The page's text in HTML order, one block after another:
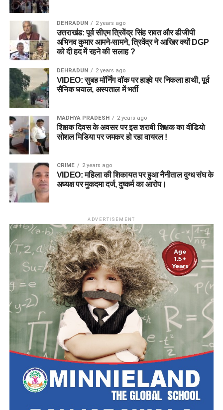
DEHRADUN 2 years ago
उत्तराखंड: पूर्व सीएम त्रिवेंद्र सिंह रावत और डीजीपी
अभिनव कुमार आमने-सामने, त्रिवेंद्र ने आखिर क्यों DGP
को दी हद में रहने की सलाह ?
DEHRADUN 2 years ago
VIDEO: सुबह मॉर्निंग वॉक पर हाइवे पर निकला हाथी, पूर्व
सैनिक घयाल, अस्पताल में भर्ती
MADHYA PRADESH 2 years ago
शिक्षक दिवस के अवसर पर इस शराबी शिक्षक का वीडियो
सोशल मिडिया पर जमकर हो रहा वायरल !
CRIME 2 years ago
VIDEO: महिला की शिकायत पर हुआ नैनीताल दुग्ध संघ के
अध्यक्ष पर मुकदमा दर्ज, दुष्कर्म का आरोप।
ADVERTISEMENT